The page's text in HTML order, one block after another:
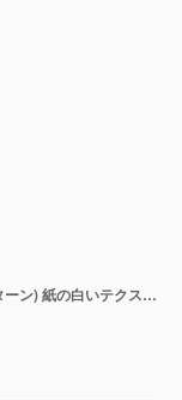
PSD (ホワイトノイズ・テクスチャー・パターン) 紙の白いテクスチャーの背景